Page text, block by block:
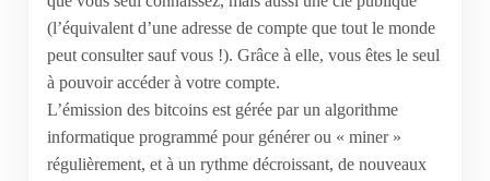
(l’équivalent d’une adresse de compte que tout le monde
peut consulter sauf vous !). Grâce à elle, vous êtes le seul
à pouvoir accéder à votre compte.
L’émission des bitcoins est gérée par un algorithme
informatique programmé pour générer ou « miner »
régulièrement, et à un rythme décroissant, de nouveaux